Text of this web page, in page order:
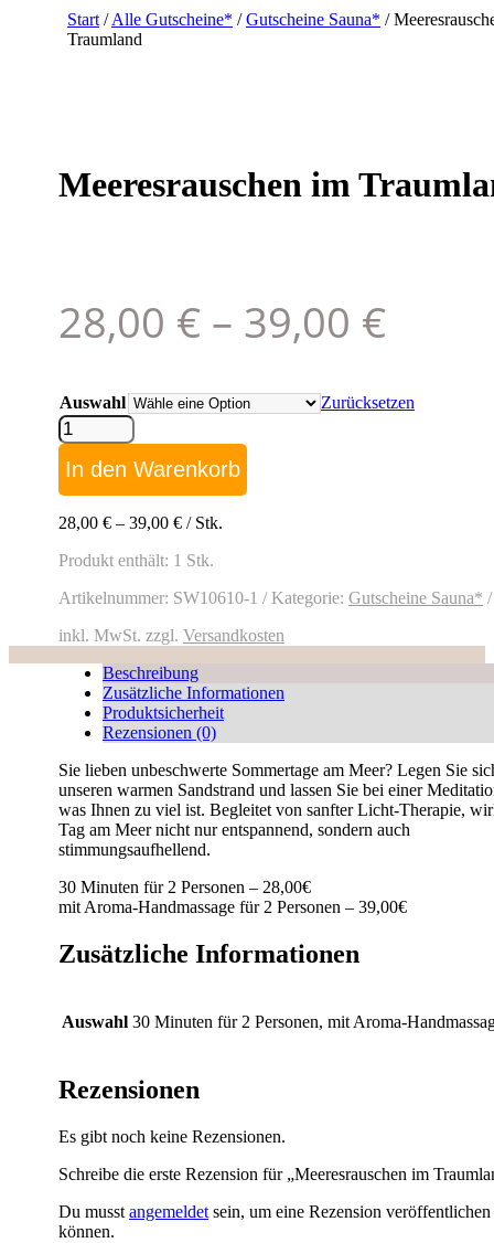
Start /Alle Gutscheine* /Gutscheine Sauna* /
Traumland
Meeresrauschen im
28,00 € – 39,00 €
Auswahl
Zurücksetzen
Meeresrauschen
im
Traumland
Menge
In den Warenkorb
28,00 € – 39,00 € / Stk.
Produkt enthält: 1 Stk.
Artikelnummer: SW10610-1 Kategorie: Gutscheine Sauna*
inkl. MwSt. zzgl. Versandkosten
Beschreibung
Zusätzliche Informationen
Produktsicherheit
Rezensionen (0)
Sie lieben unbeschwerte Sommertage am Meer? Legen Sie
unseren warmen Sandstrand und lassen Sie bei einer
was Ihnen zu viel ist. Begleitet von sanfter Licht-Therapie,
Tag am Meer nicht nur entspannend, sondern auch
stimmungsaufhellend.
30 Minuten für 2 Personen – 28,00€
mit Aroma-Handmassage für 2 Personen – 39,00€
Zusätzliche Informationen
Auswahl 30 Minuten für 2 Personen, mit Aroma-
Rezensionen
Es gibt noch keine Rezensionen.
Schreibe die erste Rezension für „Meeresrauschen im
Du musst angemeldet sein, um eine Rezension veröffentlichen
können.